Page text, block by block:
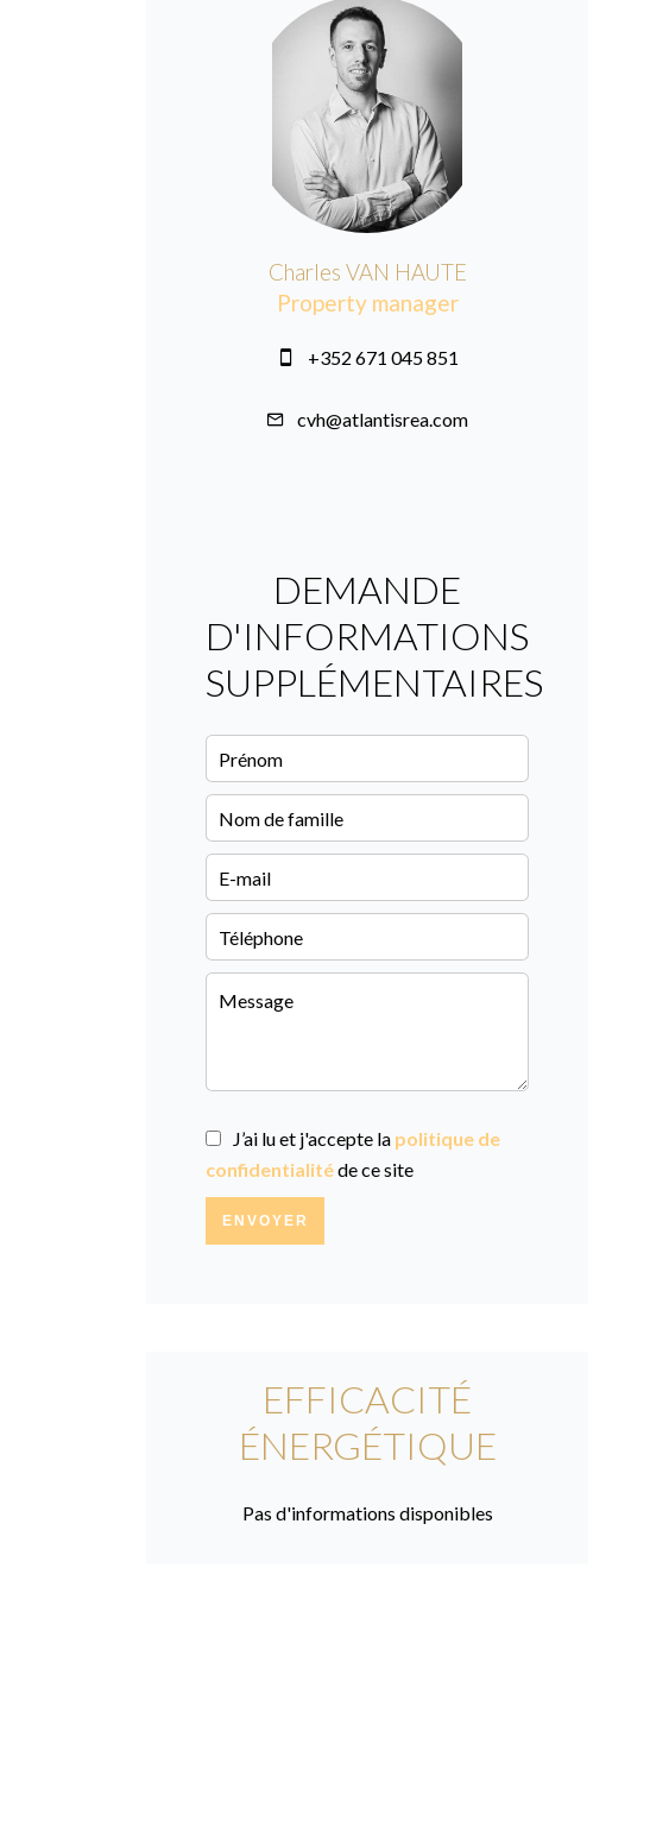
Charles VAN HAUTE
Property manager
+352 671 045 851
cvh@atlantisrea.com
DEMANDE
D'INFORMATIONS
SUPPLÉMENTAIRES
J’ai lu et j'accepte la politique de
confidentialitéde ce site
ENVOYER
EFFICACITÉ
ÉNERGÉTIQUE
Pas d'informations disponibles